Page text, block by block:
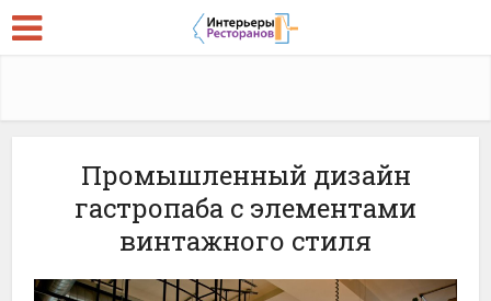
Промышленный дизайн
гастропаба с элементами
винтажного стиля